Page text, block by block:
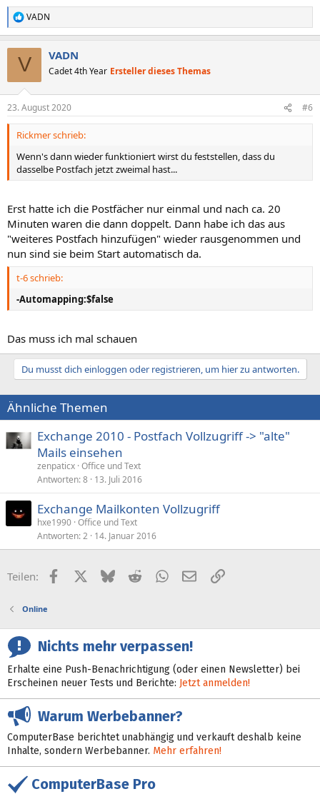
R
e
e
n
VADN
V VADN
Cadet 4th Year Ersteller dieses Themas
23. August 2020 #6
Rickmer schrieb:
Wenn's dann wieder funktioniert wirst du feststellen, dass du
dasselbe Postfach jetzt zweimal hast...
Erst hatte ich die Postfächer nur einmal und nach ca. 20
Minuten waren die dann doppelt. Dann habe ich das aus
"weiteres Postfach hinzufügen" wieder rausgenommen und
nun sind sie beim Start automatisch da.
t-6 schrieb:
-Automapping:$false
Das muss ich mal schauen
Du musst dich einloggen oder registrieren, um hier zu antworten.
Ähnliche Themen
Exchange 2010 - Postfach Vollzugriff -> "alte"
Mails einsehen
zenpaticx Office und Text
Antworten 8 13. Juli 2016
Exchange Mailkonten Vollzugriff
hxe1990 Office und Text
Antworten 2 14. Januar 2016
Teilen: FacebookX (Twitter)
BlueskyRedditWhatsApp
E-MailLink
Online
Nichts mehr verpassen!
Erhalte eine Push-Benachrichtigung (oder einen Newsletter) bei
Erscheinen neuer Tests und Berichte: Jetzt anmelden!
Warum Werbebanner?
ComputerBase berichtet unabhängig und verkauft deshalb keine
Inhalte, sondern Werbebanner. Mehr erfahren!
ComputerBase Pro